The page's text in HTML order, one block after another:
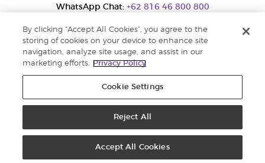
WhatsApp Chat:+62 816 46 800 800
Layanan Pengaduan Konsumen
Direktorat Jenderal Perlindungan Konsumen dan Tertib Niaga
Kementerian Perdagangan RI.
Nomor WhatsApp Ditjen PTKN 0853-1111-1010
By clicking “Accept All Cookies”, you agree to the
storing of cookies on your device to enhance site
navigation, analyze site usage, and assist in our
marketing efforts.
Privacy Policy
Cookie Settings
Reject All
Accept All Cookies